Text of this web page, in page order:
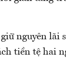
nguyên lãi
tiền tệ hai